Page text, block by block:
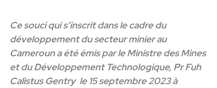
Ce souci qui s’inscrit dans le cadre du
développement du secteur minier au
Cameroun a été émis par le Ministre des Mines
et du Développement Technologique, Pr Fuh
Calistus Gentry le 15 septembre 2023 à